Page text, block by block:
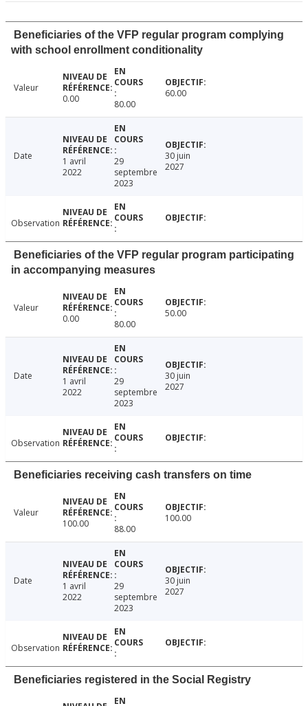
Beneficiaries of the VFP regular program complying
with school enrollment conditionality
Valeur
0.00
80.00
60.00
Date
1 avril
2022
29
septembre
2023
30 juin
2027
Observation
Beneficiaries of the VFP regular program participating
in accompanying measures
Valeur
0.00
80.00
50.00
Date
1 avril
2022
29
septembre
2023
30 juin
2027
Observation
Beneficiaries receiving cash transfers on time
Valeur
100.00
88.00
100.00
Date
1 avril
2022
29
septembre
2023
30 juin
2027
Observation
Beneficiaries registered in the Social Registry